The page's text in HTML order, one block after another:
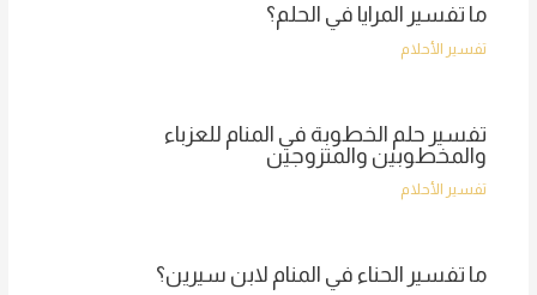
ما تفسير المرايا في الحلم؟
تفسير الأحلام
تفسير حلم الخطوبة في المنام للعزباء
والمخطوبين والمتزوجين
تفسير الأحلام
ما تفسير الحناء في المنام لابن سيرين؟